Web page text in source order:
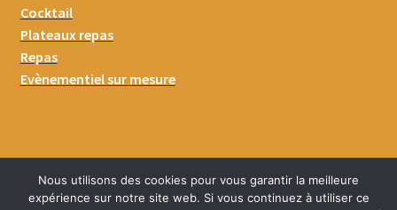
Cocktail
Plateaux repas
Repas
Evènementiel sur mesure
Nous utilisons des cookies pour vous garantir la meilleure
expérience sur notre site web. Si vous continuez à utiliser ce